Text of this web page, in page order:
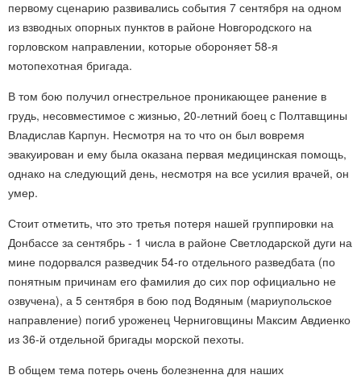
первому сценарию развивались события 7 сентября на одном
из взводных опорных пунктов в районе Новгородского на
горловском направлении, которые обороняет 58-я
мотопехотная бригада.
В том бою получил огнестрельное проникающее ранение в
грудь, несовместимое с жизнью, 20-летний боец с Полтавщины
Владислав Карпун. Несмотря на то что он был вовремя
эвакуирован и ему была оказана первая медицинская помощь,
однако на следующий день, несмотря на все усилия врачей, он
умер.
Стоит отметить, что это третья потеря нашей группировки на
Донбассе за сентябрь - 1 числа в районе Светлодарской дуги на
мине подорвался разведчик 54-го отдельного разведбата (по
понятным причинам его фамилия до сих пор официально не
озвучена), а 5 сентября в бою под Водяным (мариупольское
направление) погиб уроженец Черниговщины Максим Авдиенко
из 36-й отдельной бригады морской пехоты.
В общем тема потерь очень болезненна для наших